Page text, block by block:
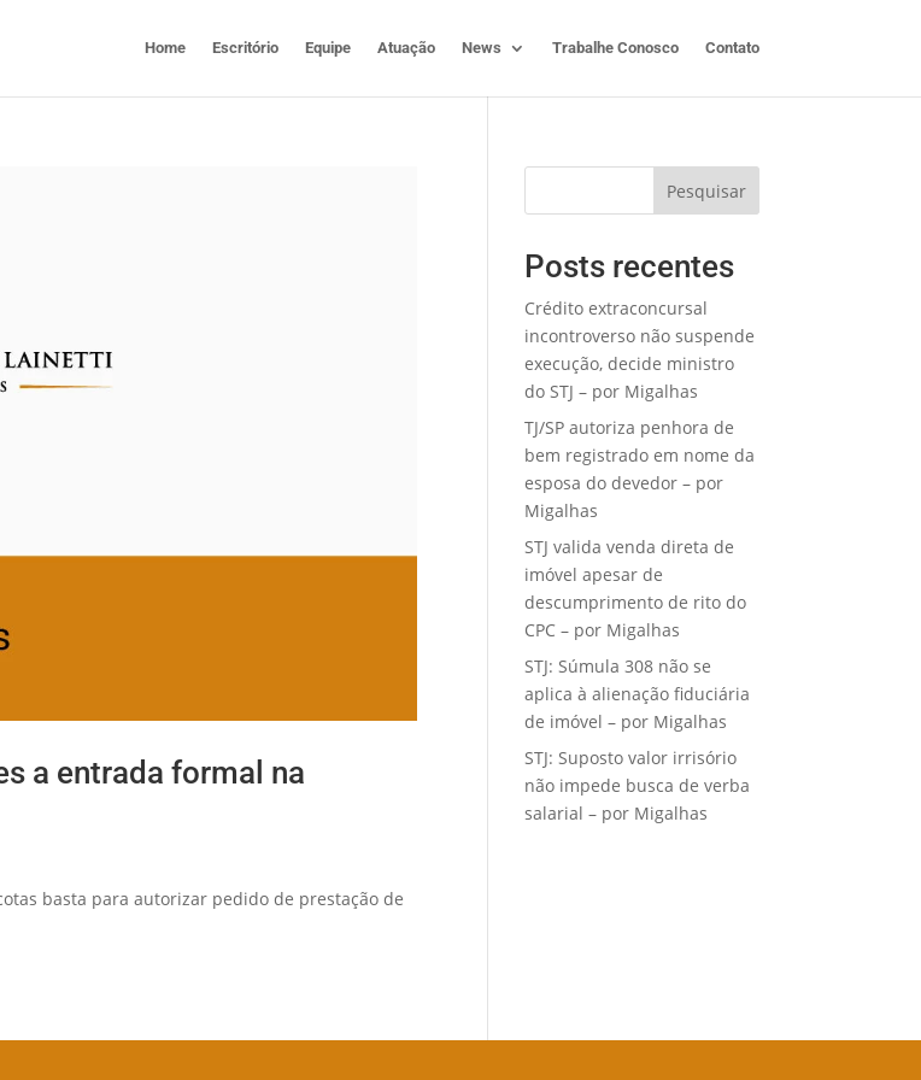
Home Escritório Equipe Atuação News Trabalhe Conosco Contato
a entrada formal na
basta para autorizar pedido de prestação de
Pesquisar
Posts recentes
Crédito extraconcursal
incontroverso não suspende
execução, decide ministro
do STJ – por Migalhas
TJ/SP autoriza penhora de
bem registrado em nome da
esposa do devedor – por
Migalhas
STJ valida venda direta de
imóvel apesar de
descumprimento de rito do
CPC – por Migalhas
STJ: Súmula 308 não se
aplica à alienação fiduciária
de imóvel – por Migalhas
STJ: Suposto valor irrisório
não impede busca de verba
salarial – por Migalhas